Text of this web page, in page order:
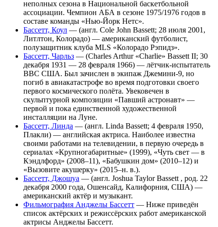
неполных сезона в Национальной баскетбольной
ассоциации. Чемпион АБА в сезоне 1975/1976 годов в
составе команды «Нью-Йорк Нетс».
Бассетт, Коул — (англ. Cole John Bassett; 28 июля 2001,
Литлтон, Колорадо) — американский футболист,
полузащитник клуба MLS «Колорадо Рэпидз».
Бассетт, Чарльз — (Charles Arthur «Charlie» Bassett II; 30
декабря 1931 — 28 февраля 1966) — лётчик-испытатель
ВВС США. Был зачислен в экипаж Джемини-9, но
погиб в авиакатастрофе во время подготовки своего
первого космического полёта. Увековечен в
скульптурной композиции «Павший астронавт» —
первой и пока единственной художественной
инсталляции на Луне.
Бассетт, Линда — (англ. Linda Bassett; 4 февраля 1950,
Плакли) — английская актриса. Наиболее известна
своими работами на телевидении, в первую очередь в
сериалах «Крупногабаритные» (1999), «Чуть свет — в
Кэндлфорд» (2008–11), «Бабушкин дом» (2010–12) и
«Вызовите акушерку» (2015–н. в.).
Бассетт, Джошуа — (англ. Joshua Taylor Bassett , род. 22
декабря 2000 года, Ошенсайд, Калифорния, США) —
американский актёр и музыкант.
Фильмография Анджелы Бассетт — Ниже приведён
список актёрских и режиссёрских работ американской
актрисы Анджелы Бассетт.